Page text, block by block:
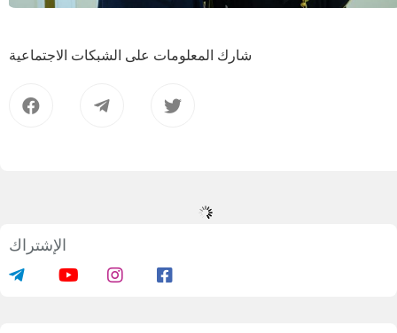
شارك المعلومات على الشبكات الاجتماعية
الإشتراك